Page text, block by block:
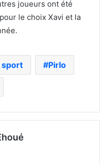
joueurs ont été
le choix Xavi et la
sport Pirlo